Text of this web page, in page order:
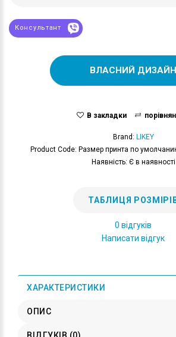
Консультант
ВЛАСНИЙ ДИЗАЙН
В закладки
Brand: LIKEY
Product Code: Размер принта по
Наявність: Є в наявності
ТАБЛИЦЯ
0 відгуків
Написати відгук
ХАРАКТЕРИСТИКИ
ОПИС
ВІДГУКІВ (0)